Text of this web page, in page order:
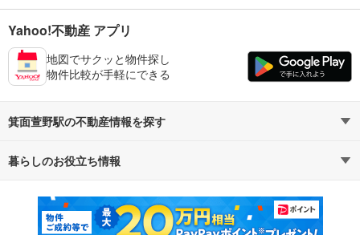
Yahoo!不動産 アプリ
地図でサクッと物件探し
物件比較が手軽にできる
箕面萱野駅の不動産情報を探す
不動産・住宅
新築マンション 中古マンション
暮らしのお役立ち情報
マンションカタログ 教えて！住まいの先生